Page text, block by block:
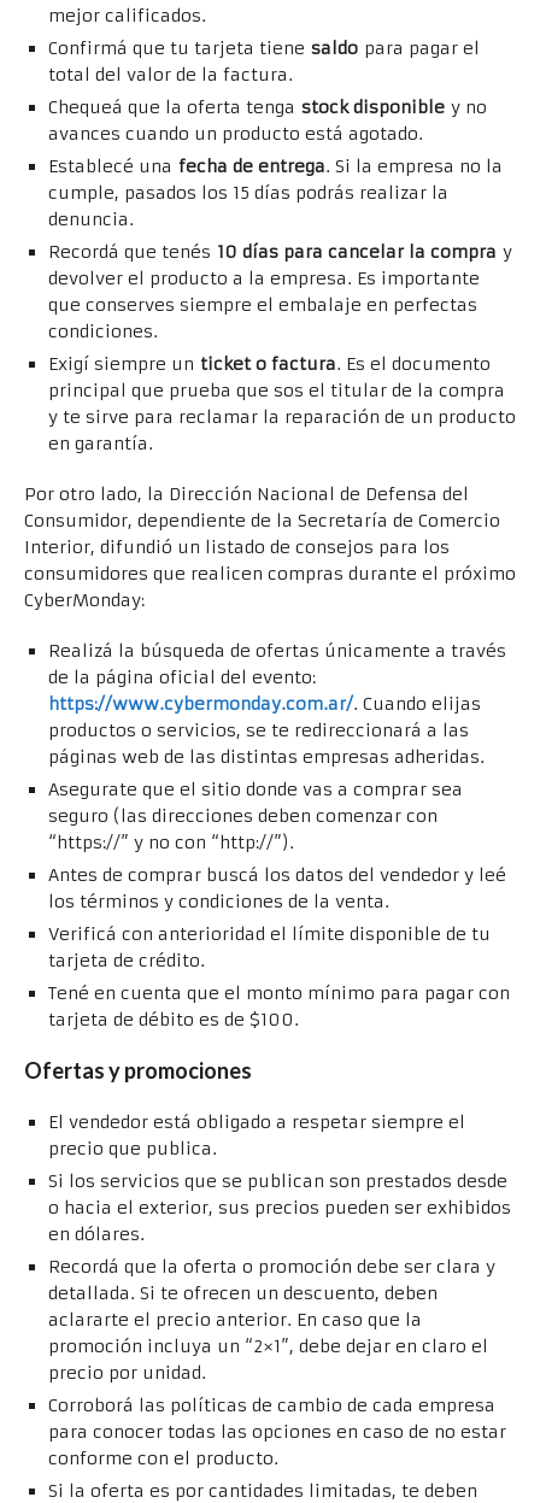
mejor calificados.
Confirmá que tu tarjeta tiene saldo para pagar el
total del valor de la factura.
Chequeá que la oferta tenga stock disponible y no
avances cuando un producto está agotado.
Establecé una fecha de entrega. Si la empresa no la
cumple, pasados los 15 días podrás realizar la
denuncia.
Recordá que tenés 10 días para cancelar la compra y
devolver el producto a la empresa. Es importante
que conserves siempre el embalaje en perfectas
condiciones.
Exigí siempre un ticket o factura. Es el documento
principal que prueba que sos el titular de la compra
y te sirve para reclamar la reparación de un producto
en garantía.
Por otro lado, la Dirección Nacional de Defensa del
Consumidor, dependiente de la Secretaría de Comercio
Interior, difundió un listado de consejos para los
consumidores que realicen compras durante el próximo
CyberMonday:
Realizá la búsqueda de ofertas únicamente a través
de la página oficial del evento:
https://www.cybermonday.com.ar/. Cuando elijas
productos o servicios, se te redireccionará a las
páginas web de las distintas empresas adheridas.
Asegurate que el sitio donde vas a comprar sea
seguro (las direcciones deben comenzar con
“https://” y no con “http://”).
Antes de comprar buscá los datos del vendedor y leé
los términos y condiciones de la venta.
Verificá con anterioridad el límite disponible de tu
tarjeta de crédito.
Tené en cuenta que el monto mínimo para pagar con
tarjeta de débito es de $100.
Ofertas y promociones
El vendedor está obligado a respetar siempre el
precio que publica.
Si los servicios que se publican son prestados desde
o hacia el exterior, sus precios pueden ser exhibidos
en dólares.
Recordá que la oferta o promoción debe ser clara y
detallada. Si te ofrecen un descuento, deben
aclararte el precio anterior. En caso que la
promoción incluya un “2×1”, debe dejar en claro el
precio por unidad.
Corroborá las políticas de cambio de cada empresa
para conocer todas las opciones en caso de no estar
conforme con el producto.
Si la oferta es por cantidades limitadas, te deben